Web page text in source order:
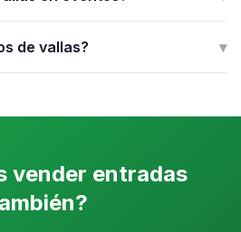
de vallas? ▾
vender entradas